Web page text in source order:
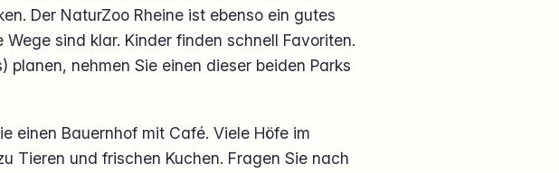
Der NaturZoo Rheine ist ebenso ein gutes
sind klar. Kinder finden schnell Favoriten.
planen, nehmen Sie einen dieser beiden Parks
einen Bauernhof mit Café. Viele Höfe im
Tieren und frischen Kuchen. Fragen Sie nach